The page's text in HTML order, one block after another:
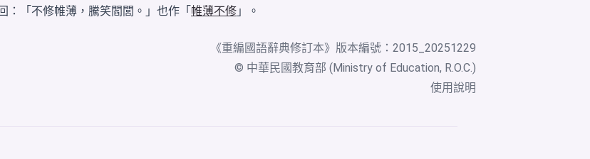
「不修帷薄，騰笑閻閭。」也作「 帷薄不修 」。
《重編國語辭典修訂本》版本編號：2015_20251229
© 中華民國教育部 (Ministry of Education, R.O.C.)
使用說明